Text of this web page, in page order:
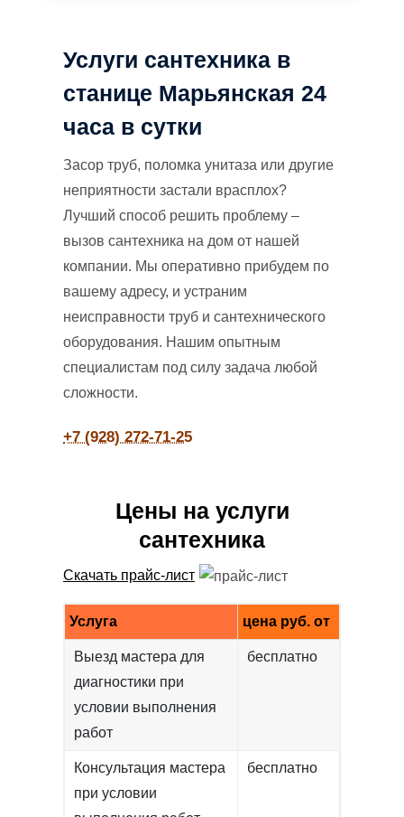
Услуги сантехника в
станице Марьянская 24
часа в сутки
Засор труб, поломка унитаза или другие
неприятности застали врасплох?
Лучший способ решить проблему –
вызов сантехника на дом от нашей
компании. Мы оперативно прибудем по
вашему адресу, и устраним
неисправности труб и сантехнического
оборудования. Нашим опытным
специалистам под силу задача любой
сложности.
+7 (928) 272-71-25
Цены на услуги
сантехника
Скачать прайс-лист
Услуга цена руб. от
Выезд мастера для
диагностики при
условии выполнения
работ
бесплатно
Консультация мастера
при условии
бесплатно